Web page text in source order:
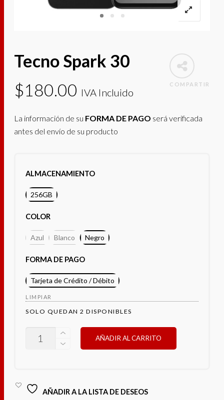
COMPARTIR
Tecno Spark 30
$180.00 IVA Incluido
La información de su FORMA DE PAGO será verificada
antes del envío de su producto
ALMACENAMIENTO
256GB
COLOR
Azul Blanco Negro
FORMA DE PAGO
Tarjeta de Crédito / Débito
LIMPIAR
SOLO QUEDAN 2 DISPONIBLES
SPARK
AÑADIR AL CARRITO
AÑADIR A LA LISTA DE DESEOS